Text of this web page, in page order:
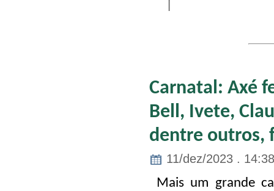
Carnatal: Axé
Bell, Ivete,
dentre outros,
11/dez/2023 . 14:38
Mais um grande